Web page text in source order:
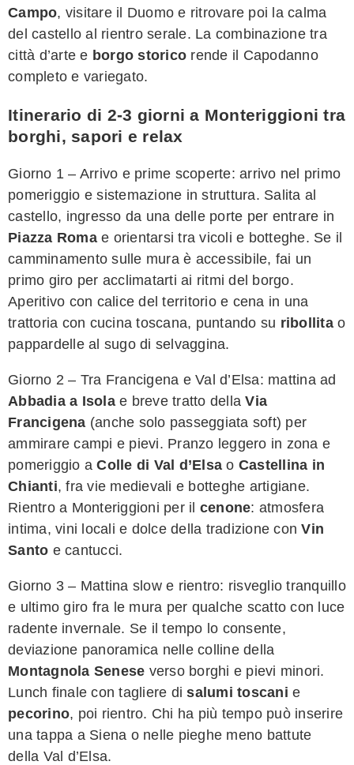
Campo, visitare il Duomo e ritrovare poi la calma
del castello al rientro serale. La combinazione tra
città d’arte e borgo storico rende il Capodanno
completo e variegato.
Itinerario di 2-3 giorni a Monteriggioni tra
borghi, sapori e relax
Giorno 1 – Arrivo e prime scoperte: arrivo nel primo
pomeriggio e sistemazione in struttura. Salita al
castello, ingresso da una delle porte per entrare in
Piazza Romae orientarsi tra vicoli e botteghe. Se il
camminamento sulle mura è accessibile, fai un
primo giro per acclimatarti ai ritmi del borgo.
Aperitivo con calice del territorio e cena in una
trattoria con cucina toscana, puntando su ribollitao
pappardelle al sugo di selvaggina.
Giorno 2 – Tra Francigena e Val d’Elsa: mattina ad
Abbadia a Isolae breve tratto dellaVia
Francigena (anche solo passeggiata soft) per
ammirare campi e pievi. Pranzo leggero in zona e
pomeriggio aColle di Val d’Elsa o Castellina in
Chianti, fra vie medievali e botteghe artigiane.
Rientro a Monteriggioni per il cenone: atmosfera
intima, vini locali e dolce della tradizione conVin
Santo e cantucci.
Giorno 3 – Mattina slow e rientro: risveglio tranquillo
e ultimo giro fra le mura per qualche scatto con luce
radente invernale. Se il tempo lo consente,
deviazione panoramica nelle colline della
Montagnola Senese verso borghi e pievi minori.
Lunch finale con tagliere disalumi toscani e
pecorino, poi rientro. Chi ha più tempo può inserire
una tappa a Siena o nelle pieghe meno battute
della Val d’Elsa.